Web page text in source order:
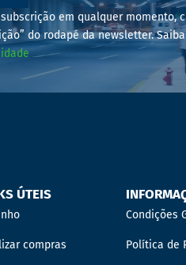
em qualquer momento,
do rodapé da newsletter.
ÚTEIS
compras
Condições
Política de